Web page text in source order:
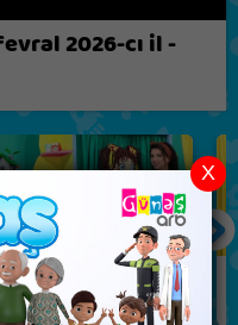
2026-cı il -
X